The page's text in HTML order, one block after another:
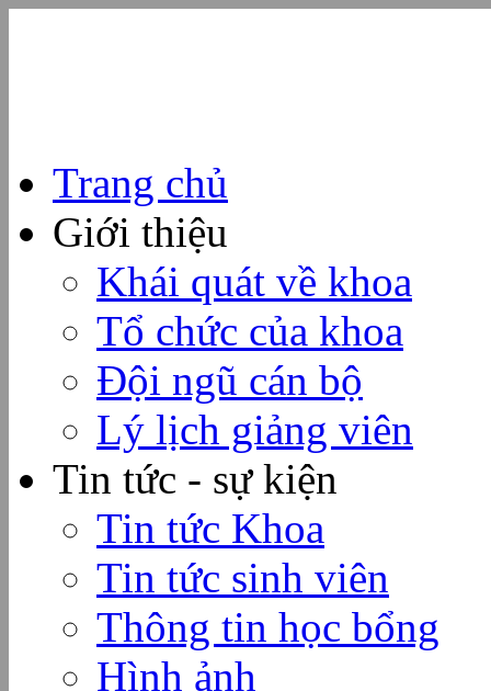
Trang chủ
Giới thiệu
Khái quát về khoa
Tổ chức của khoa
Đội ngũ cán bộ
Lý lịch giảng viên
Tin tức - sự kiện
Tin tức Khoa
Tin tức sinh viên
Thông tin học bổng
Hình ảnh